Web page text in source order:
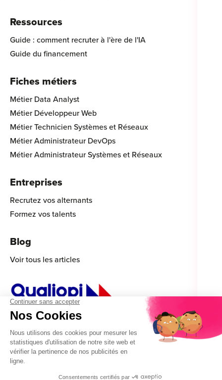
Ressources
Guide : comment recruter à l'ère de l'IA
Guide du financement
Fiches métiers
Métier Data Analyst
Métier Développeur Web
Métier Technicien Systèmes et Réseaux
Métier Administrateur DevOps
Métier Administrateur Systèmes et Réseaux
Entreprises
Recrutez vos alternants
Formez vos talents
Blog
Voir tous les articles